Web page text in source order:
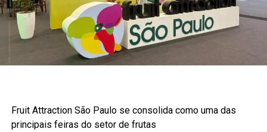
Fruit Attraction São Paulo se consolida como uma das
principais feiras do setor de frutas